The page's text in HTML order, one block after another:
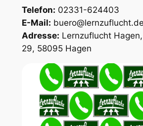
Telefon: 02331-624403
E-Mail: buero@lernzuflucht.de
Adresse: Lernzuflucht
29, 58095 Hagen